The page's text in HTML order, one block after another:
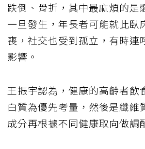
跌倒、骨折，其中最麻煩的是
一旦發生，年長者可能就此臥
喪，社交也受到孤立，有時連
影響。
王振宇認為，健康的高齡者飲
白質為優先考量，然後是纖維
成分再根據不同健康取向做調